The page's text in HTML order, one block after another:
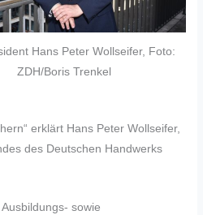
Hans Peter Wollseifer, Foto:
ZDH/Boris Trenkel
erklärt Hans Peter Wollseifer,
des Deutschen Handwerks
sowie